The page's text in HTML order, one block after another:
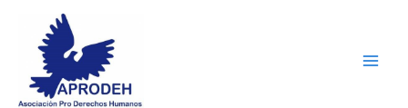
content
navigation